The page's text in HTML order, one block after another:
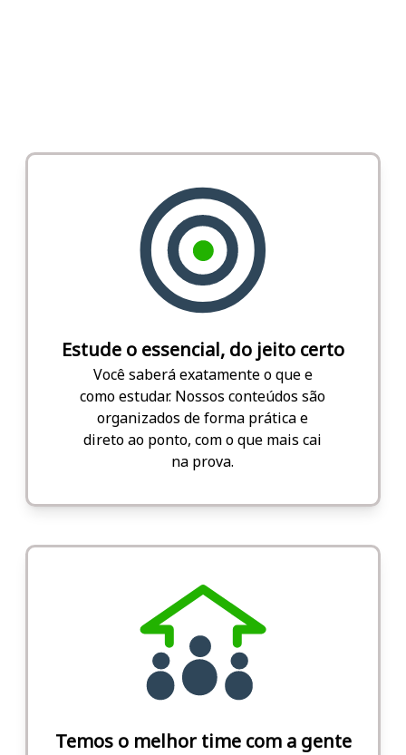
Estude o essencial, do jeito certo
Você saberá exatamente o que e
como estudar. Nossos conteúdos são
organizados de forma prática e
direto ao ponto, com o que mais cai
na prova.
Temos o melhor time com a gente